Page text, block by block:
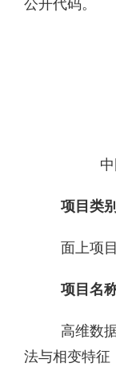
公开代码。
项目类别
面上项目
项目名
高维数
法与相变特征